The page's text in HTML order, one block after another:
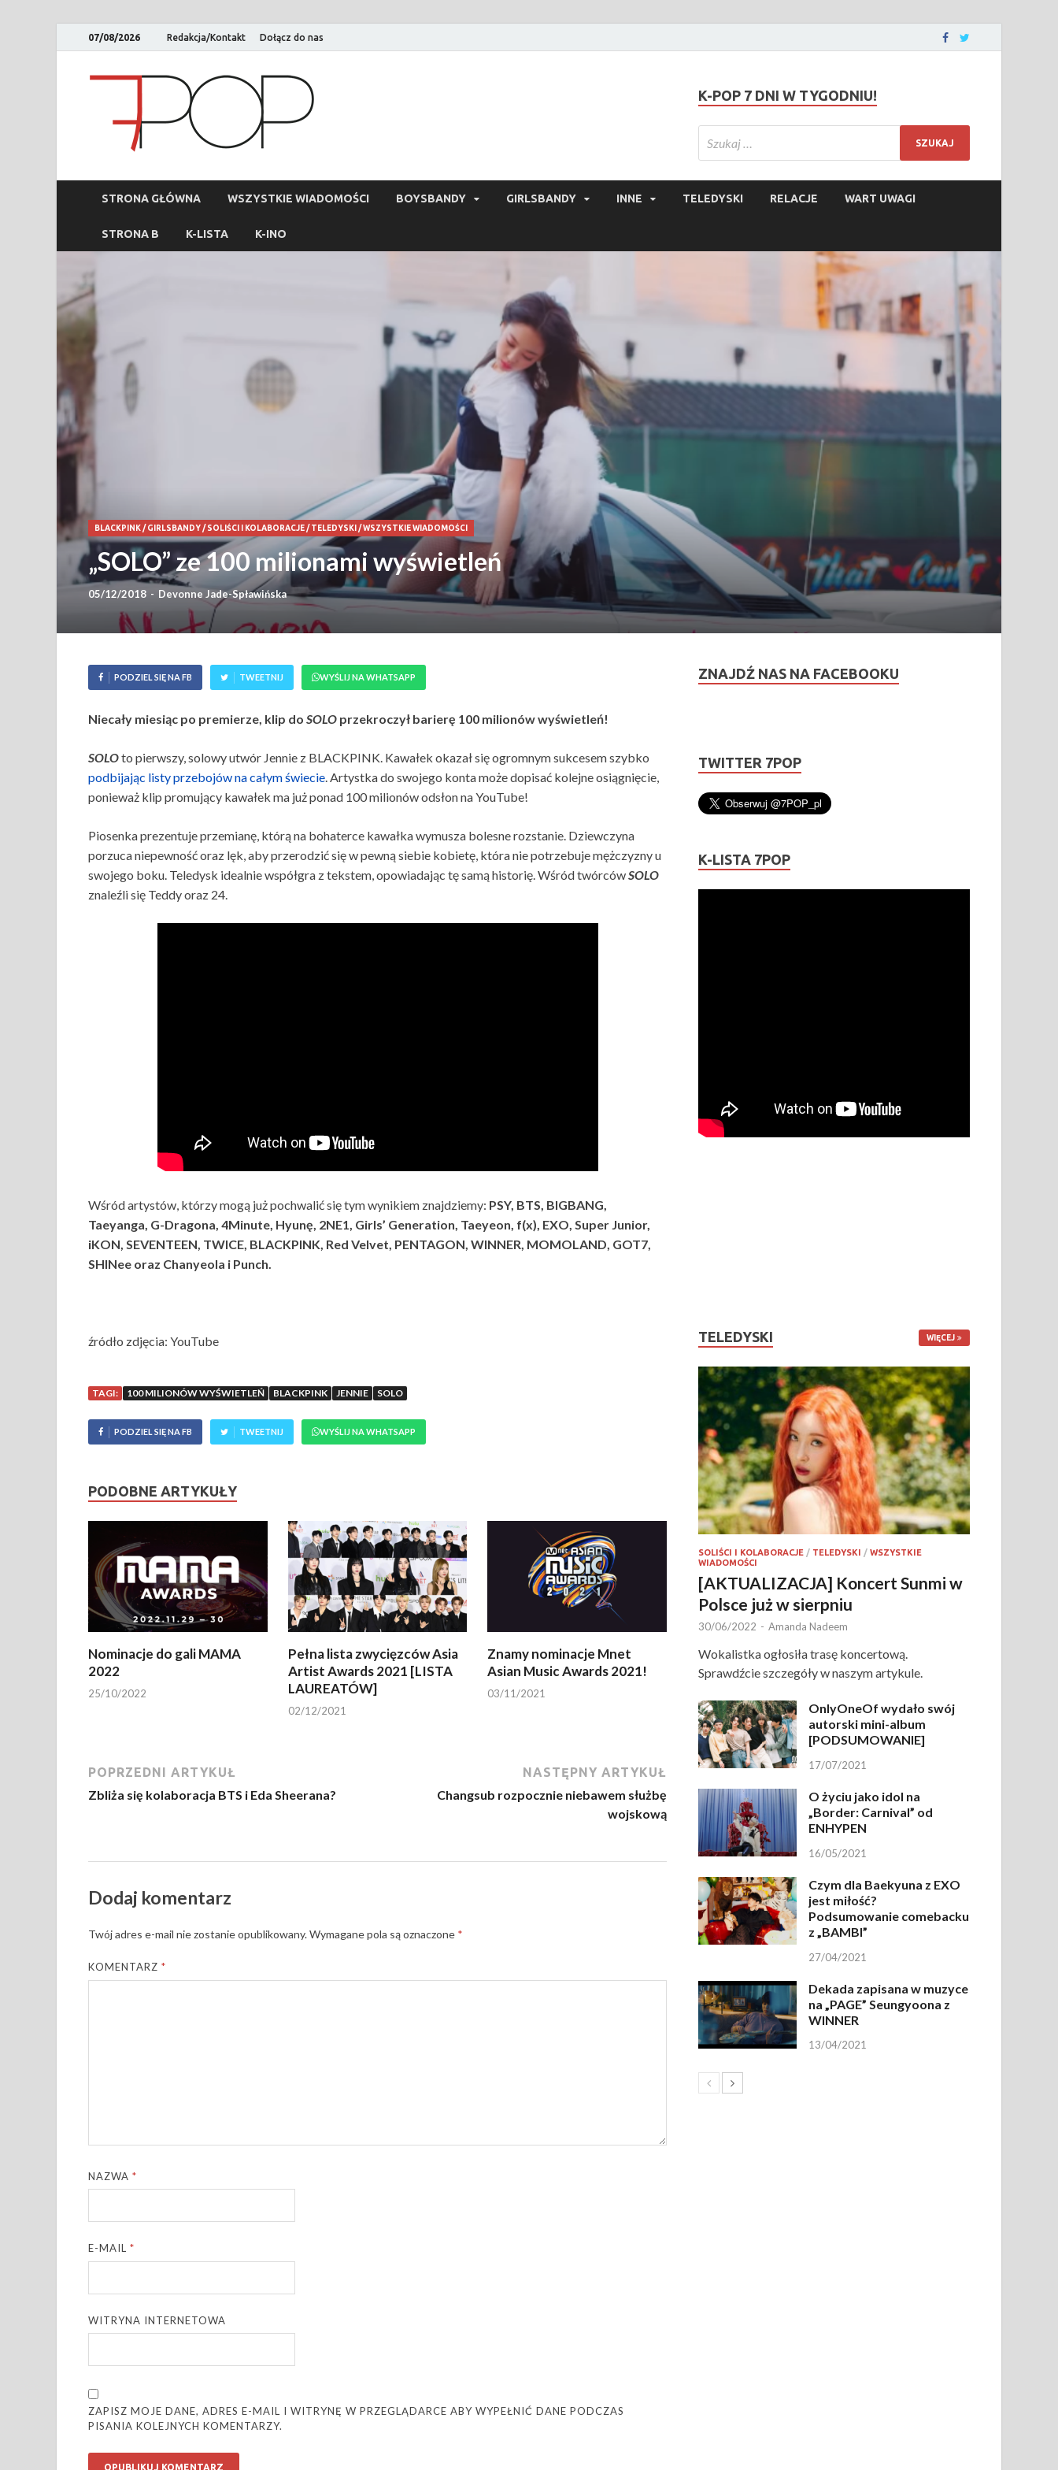
07/08/2026 Redakcja/Kontakt Dołącz do nas
K-POP 7 DNI W TYGODNIU!
STRONA GŁÓWNA WSZYSTKIE WIADOMOŚCI BOYSBANDY GIRLSBANDY INNE TELEDYSKI RELACJE WART UWAGI
STRONA B K-LISTA K-INO
BLACKPINK/ GIRLSBANDY/ SOLIŚCI I KOLABORACJE/ TELEDYSKI /WSZYSTKIE WIADOMOŚCI
„SOLO” ze 100 milionami wyświetleń
05/12/2018 - Devonne Jade-Spławińska
PODZIEL SIĘ NA FB TWEETNIJ WYŚLIJ NA WHATSAPP
Niecały miesiąc po premierze, klip do SOLO przekroczył barierę 100 milionów wyświetleń!
SOLOto pierwszy, solowy utwór Jennie z BLACKPINK. Kawałek okazał się ogromnym sukcesem szybko
podbijając listy przebojów na całym świecie. Artystka do swojego konta może dopisać kolejne osiągnięcie,
ponieważ klip promujący kawałek ma już ponad 100 milionów odsłon na YouTube!
Piosenka prezentuje przemianę, którą na bohaterce kawałka wymusza bolesne rozstanie. Dziewczyna
porzuca niepewność oraz lęk, aby przerodzić się w pewną siebie kobietę, która nie potrzebuje mężczyzny u
swojego boku. Teledysk idealnie współgra z tekstem, opowiadając tę samą historię. Wśród twórcówSOLO
znaleźli się Teddy oraz 24.
Wśród artystów, którzy mogą już pochwalić się tym wynikiem znajdziemy: PSY, BTS, BIGBANG,
Taeyanga, G-Dragona, 4Minute, Hyunę, 2NE1, Girls’ Generation, Taeyeon, f(x), EXO, Super Junior,
iKON, SEVENTEEN, TWICE, BLACKPINK, Red Velvet, PENTAGON, WINNER, MOMOLAND, GOT7,
SHINee oraz Chanyeola i Punch.
źródło zdjęcia: YouTube
TAGI: 100 MILIONÓW WYŚWIETLEŃ BLACKPINK JENNIE SOLO
PODZIEL SIĘ NA FB TWEETNIJ WYŚLIJ NA WHATSAPP
PODOBNE ARTYKUŁY
Nominacje do gali MAMA
2022
25/10/2022
Pełna lista zwycięzców Asia
Artist Awards 2021 [LISTA
LAUREATÓW]
02/12/2021
Znamy nominacje Mnet
Asian Music Awards 2021!
03/11/2021
POPRZEDNI ARTYKUŁ
Zbliża się kolaboracja BTS i Eda Sheerana?
NASTĘPNY ARTYKUŁ
Changsub rozpocznie niebawem służbę
wojskową
Dodaj komentarz
Twój adres e-mail nie zostanie opublikowany.Wymagane pola są oznaczone *
KOMENTARZ*
NAZWA*
E-MAIL*
WITRYNA INTERNETOWA
ZAPISZ MOJE DANE, ADRES E-MAIL I WITRYNĘ W PRZEGLĄDARCE ABY WYPEŁNIĆ DANE PODCZAS
PISANIA KOLEJNYCH KOMENTARZY.
ZNAJDŹ NAS NA FACEBOOKU
TWITTER 7POP
K-LISTA 7POP
TELEDYSKI WIĘCEJ
SOLIŚCI I KOLABORACJE / TELEDYSKI /WSZYSTKIE
WIADOMOŚCI
[AKTUALIZACJA] Koncert Sunmi w
Polsce już w sierpniu
30/06/2022 - Amanda Nadeem
Wokalistka ogłosiła trasę koncertową.
Sprawdźcie szczegóły w naszym artykule.
OnlyOneOf wydało swój
autorski mini-album
[PODSUMOWANIE]
17/07/2021
O życiu jako idol na
„Border: Carnival” od
ENHYPEN
16/05/2021
Czym dla Baekyuna z EXO
jest miłość?
Podsumowanie comebacku
z „BAMBI”
27/04/2021
Dekada zapisana w muzyce
na „PAGE” Seungyoona z
WINNER
13/04/2021